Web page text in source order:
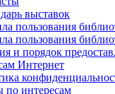
выставок
пользования
пользования
и порядок
Интернет
по интересам